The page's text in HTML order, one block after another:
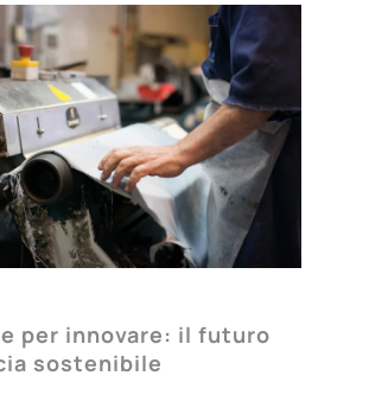
per innovare: il futuro
sostenibile